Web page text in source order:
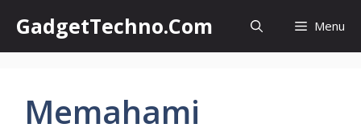
content
GadgetTechno.Com Menu
Memahami